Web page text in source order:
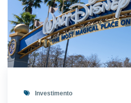
Investimento